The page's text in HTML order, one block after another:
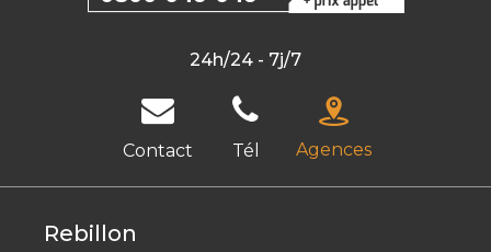
24h/24 - 7j/7
Contact Tél Agences
Rebillon